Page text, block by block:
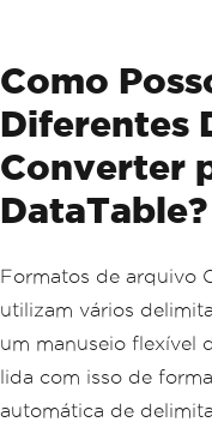
ord.Name}");
Como
Diferentes
Converter
DataTable?
Formatos de arquivo
utilizam vários
um manuseio flexível
lida com isso de
automática de